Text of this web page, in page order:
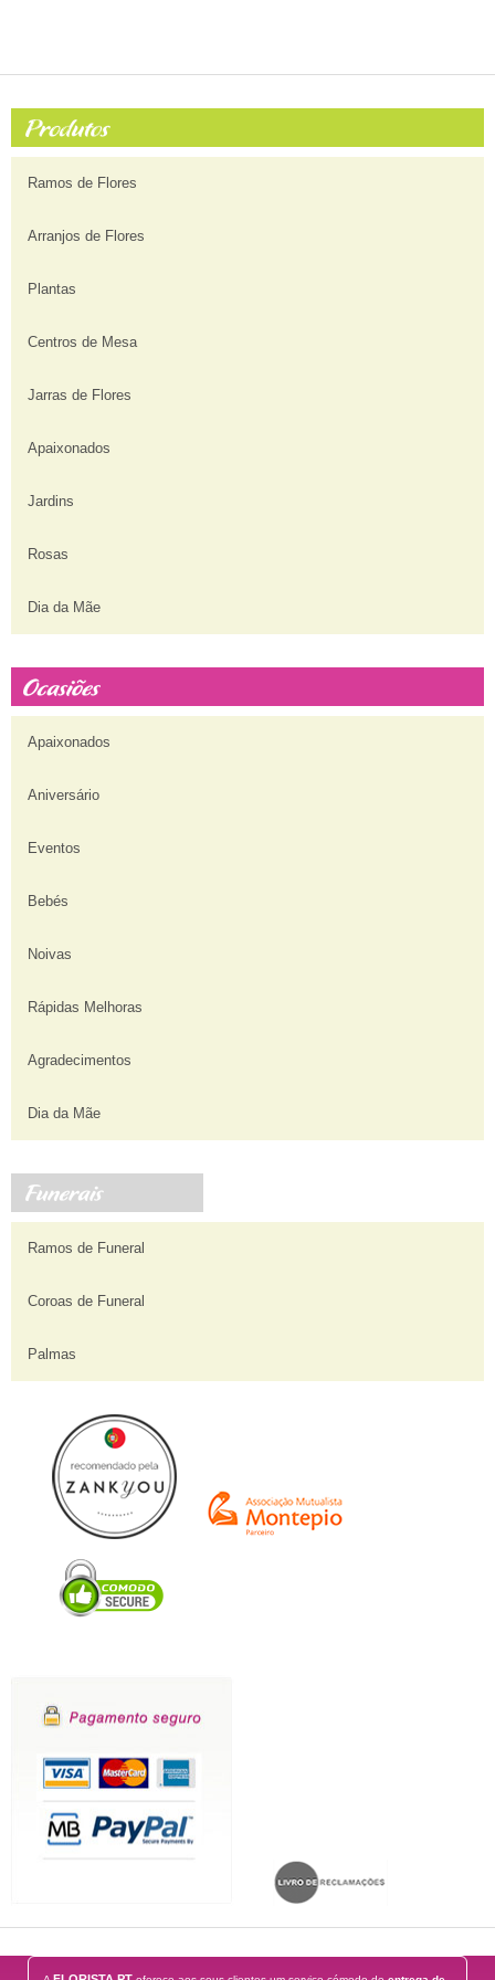
Ramos de Flores
Arranjos de Flores
Plantas
Centros de Mesa
Jarras de Flores
Apaixonados
Jardins
Rosas
Dia da Mãe
Apaixonados
Aniversário
Eventos
Bebés
Noivas
Rápidas Melhoras
Agradecimentos
Dia da Mãe
Ramos de Funeral
Coroas de Funeral
Palmas